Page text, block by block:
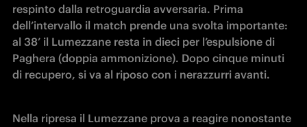
respinto dalla retroguardia avversaria. Prima
dell’intervallo il match prende una svolta importante:
al 38’ il Lumezzane resta in dieci per l’espulsione di
Paghera (doppia ammonizione). Dopo cinque minuti
di recupero, si va al riposo con i nerazzurri avanti.
Nella ripresa il Lumezzane prova a reagire nonostante